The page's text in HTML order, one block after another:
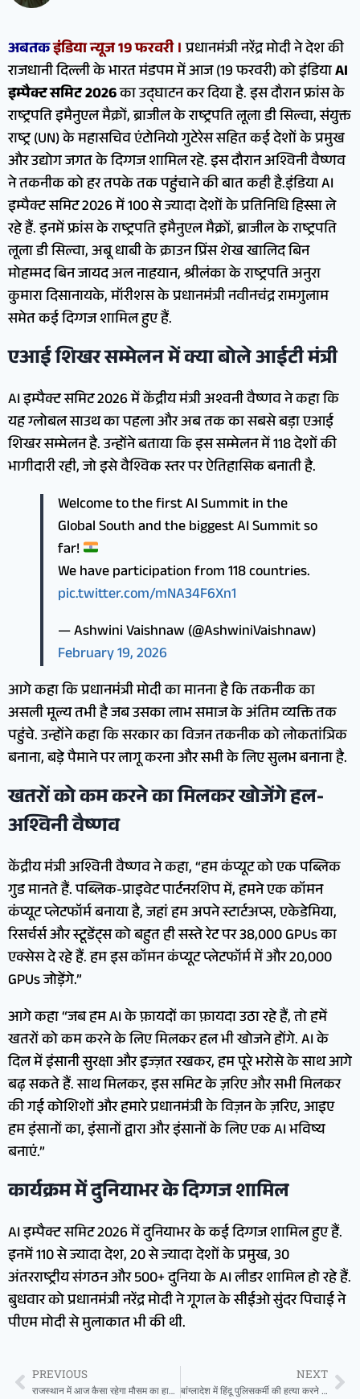
अबतकइंडिया न्यूज 19 फरवरी । प्रधानमंत्री नरेंद्र मोदी ने देश की
राजधानी दिल्ली के भारत मंडपम में आज (19 फरवरी) को इंडियाAI
इम्पैक्ट समिट 2026का उद्घाटन कर दिया है. इस दौरान फ्रांस के
राष्ट्रपति इमैनुएल मैक्रों, ब्राजील के राष्ट्रपति लूला डी सिल्वा, संयुक्त
राष्ट्र (UN) के महासचिव एंटोनियो गुटेरेस सहित कई देशों के प्रमुख
और उद्योग जगत के दिग्गज शामिल रहे. इस दौरान अश्विनी वैष्णव
ने तकनीक को हर तपके तक पहुंचाने की बात कही है.इंडिया AI
इम्पैक्ट समिट 2026 में 100 से ज्यादा देशों के प्रतिनिधि हिस्सा ले
रहे हैं. इनमें फ्रांस के राष्ट्रपति इमैनुएल मैक्रों, ब्राजील के राष्ट्रपति
लूला डी सिल्वा, अबू धाबी के क्राउन प्रिंस शेख खालिद बिन
मोहम्मद बिन जायद अल नाहयान, श्रीलंका के राष्ट्रपति अनुरा
कुमारा दिसानायके, मॉरीशस के प्रधानमंत्री नवीनचंद्र रामगुलाम
समेत कई दिग्गज शामिल हुए हैं.
एआई शिखर सम्मेलन में क्या बोले आईटी मंत्री
AI इम्पैक्ट समिट 2026 में केंद्रीय मंत्री अश्वनी वैष्णव ने कहा कि
यह ग्लोबल साउथ का पहला और अब तक का सबसे बड़ा एआई
शिखर सम्मेलन है. उन्होंने बताया कि इस सम्मेलन में 118 देशों की
भागीदारी रही, जो इसे वैश्विक स्तर पर ऐतिहासिक बनाती है.
Welcome to the first AI Summit in the
Global South and the biggest AI Summit so
far!
We have participation from 118 countries.
pic.twitter.com/mNA34F6Xn1
— Ashwini Vaishnaw (@AshwiniVaishnaw)
February 19, 2026
आगे कहा कि प्रधानमंत्री मोदी का मानना है कि तकनीक का
असली मूल्य तभी है जब उसका लाभ समाज के अंतिम व्यक्ति तक
पहुंचे. उन्होंने कहा कि सरकार का विजन तकनीक को लोकतांत्रिक
बनाना, बड़े पैमाने पर लागू करना और सभी के लिए सुलभ बनाना है.
खतरों को कम करने का मिलकर खोजेंगे हल-
अश्विनी वैष्णव
केंद्रीय मंत्री अश्विनी वैष्णव ने कहा, “हम कंप्यूट को एक पब्लिक
गुड मानते हैं. पब्लिक-प्राइवेट पार्टनरशिप में, हमने एक कॉमन
कंप्यूट प्लेटफॉर्म बनाया है, जहां हम अपने स्टार्टअप्स, एकेडेमिया,
रिसर्चर्स और स्टूडेंट्स को बहुत ही सस्ते रेट पर 38,000 GPUs का
एक्सेस दे रहे हैं. हम इस कॉमन कंप्यूट प्लेटफॉर्म में और 20,000
GPUs जोड़ेंगे.”
आगे कहा “जब हम AI के फ़ायदों का फ़ायदा उठा रहे हैं, तो हमें
खतरों को कम करने के लिए मिलकर हल भी खोजने होंगे. AI के
दिल में इंसानी सुरक्षा और इज्ज़त रखकर, हम पूरे भरोसे के साथ आगे
बढ़ सकते हैं. साथ मिलकर, इस समिट के ज़रिए और सभी मिलकर
की गई कोशिशों और हमारे प्रधानमंत्री के विज़न के ज़रिए, आइए
हम इंसानों का, इंसानों द्वारा और इंसानों के लिए एक AI भविष्य
बनाएं.”
कार्यक्रम में दुनियाभर के दिग्गज शामिल
AI इम्पैक्ट समिट 2026 में दुनियाभर के कई दिग्गज शामिल हुए हैं.
इनमें 110 से ज्यादा देश, 20 से ज्यादा देशों के प्रमुख, 30
अंतरराष्ट्रीय संगठन और 500+ दुनिया के AI लीडर शामिल हो रहे हैं.
बुधवार को प्रधानमंत्री नरेंद्र मोदी ने गूगल के सीईओ सुंदर पिचाई ने
पीएम मोदी से मुलाकात भी की थी.
PREVIOUS
राजस्थान में आज कैसा रहेगा मौसम का हाल ,पढ़ें मौसम विभाग की चेतावनी
NEXT
बांग्लादेश में हिंदू पुलिसकर्मी की हत्या करने वाला दिल्ली एयरपोर्ट पर डिटेन, यूरोप भागने की कर रहा था कोशिश